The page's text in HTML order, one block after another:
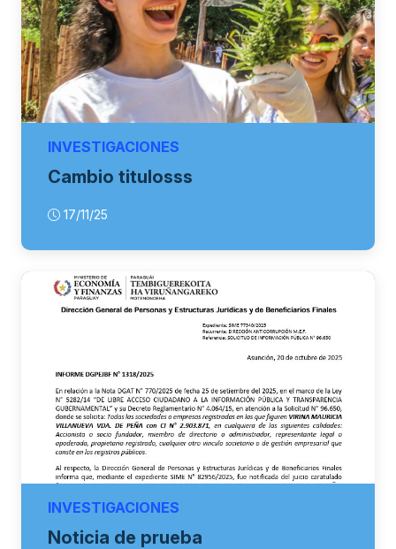
INVESTIGACIONES
Cambio titulosss
17/11/25
INVESTIGACIONES
Noticia de prueba